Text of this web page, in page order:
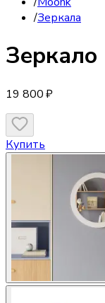
/Зеркала
Зеркало
19 800 ₽
Купить